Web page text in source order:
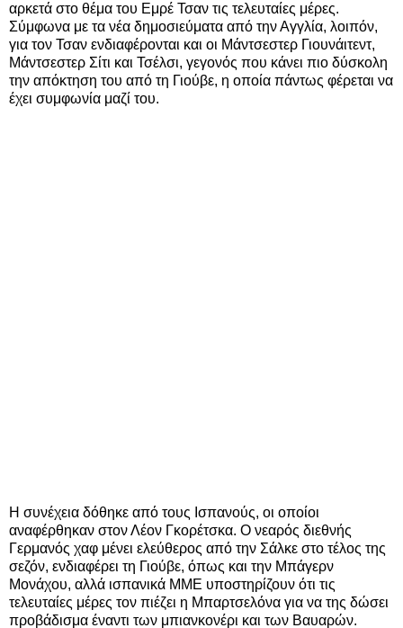
αρκετά στο θέμα του Εμρέ Τσαν τις τελευταίες μέρες.
Σύμφωνα με τα νέα δημοσιεύματα από την Αγγλία, λοιπόν,
για τον Τσαν ενδιαφέρονται και οι Μάντσεστερ Γιουνάιτεντ,
Μάντσεστερ Σίτι και Τσέλσι, γεγονός που κάνει πιο δύσκολη
την απόκτηση του από τη Γιούβε, η οποία πάντως φέρεται να
έχει συμφωνία μαζί του.
Η συνέχεια δόθηκε από τους Ισπανούς, οι οποίοι
αναφέρθηκαν στον Λέον Γκορέτσκα. Ο νεαρός διεθνής
Γερμανός χαφ μένει ελεύθερος από την Σάλκε στο τέλος της
σεζόν, ενδιαφέρει τη Γιούβε, όπως και την Μπάγερν
Μονάχου, αλλά ισπανικά ΜΜΕ υποστηρίζουν ότι τις
τελευταίες μέρες τον πιέζει η Μπαρτσελόνα για να της δώσει
προβάδισμα έναντι των μπιανκονέρι και των Βαυαρών.